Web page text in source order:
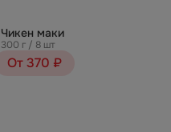
Чикен маки
300 г / 8 шт
От 370 ₽